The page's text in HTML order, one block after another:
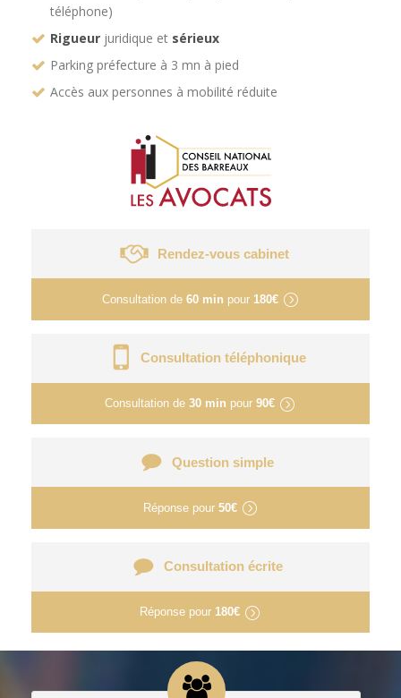
téléphone)
Rigueur juridique et sérieux
Parking préfecture à 3 mn à pied
Accès aux personnes à mobilité réduite
Rendez-vous cabinet
Consultation de 60 min pour 180€
Consultation téléphonique
Consultation de 30 min pour 90€
Question simple
Réponse pour 50€
Consultation écrite
Réponse pour 180€